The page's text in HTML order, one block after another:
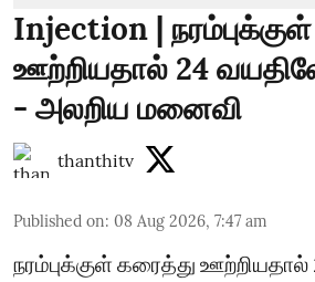
Injection |
ஊற்றியதால் 24
- அலறிய மனைவி
thanthitv
Published on: 08 Aug 2026, 7:47 am
நரம்புக்குள் கரைத்து